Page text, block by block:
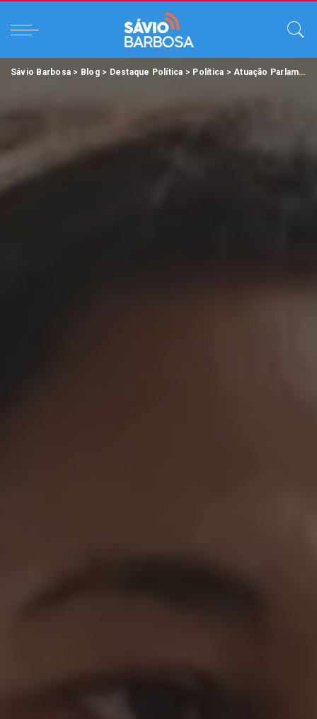
Sávio Barbosa > Blog> Destaque Política > Política >Atuação Parlamentar